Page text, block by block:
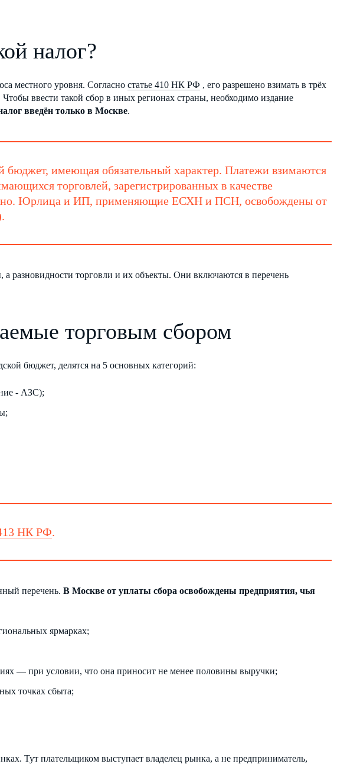
налог?
местного уровня. Согласно статье 410 НК РФ , его разрешено взимать в трёх
ввести такой сбор в иных регионах страны, необходимо издание
введён только в Москве.
бюджет, имеющая обязательный характер. Платежи взимаются
торговлей, зарегистрированных в качестве
Юрлица и ИП, применяющие ЕСХН и ПСН, освобождены от
разновидности торговли и их объекты. Они включаются в перечень
торговым сбором
бюджет, делятся на 5 основных категорий:
- АЗС);
НК РФ.
перечень. В Москве от уплаты сбора освобождены предприятия, чья
ярмарках;
— при условии, что она приносит не менее половины выручки;
точках сбыта;
Тут плательщиком выступает владелец рынка, а не предприниматель,